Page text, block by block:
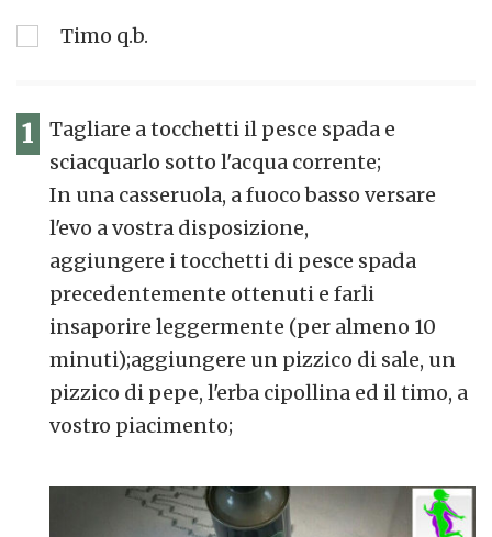
Timo q.b.
1
Tagliare a tocchetti il pesce spada e
sciacquarlo sotto l'acqua corrente;
In una casseruola, a fuoco basso versare
l'evo a vostra disposizione,
aggiungere i tocchetti di pesce spada
precedentemente ottenuti e farli
insaporire leggermente (per almeno 10
minuti);aggiungere un pizzico di sale, un
pizzico di pepe, l'erba cipollina ed il timo, a
vostro piacimento;